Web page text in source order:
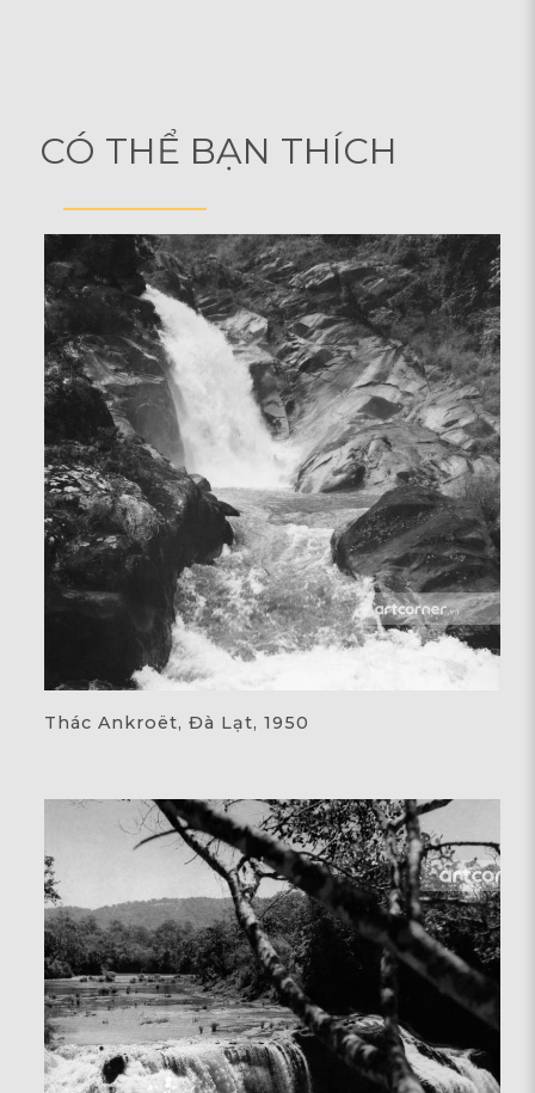
CÓ THỂ BẠN THÍCH
Thác Ankroët, Đà Lạt, 1950